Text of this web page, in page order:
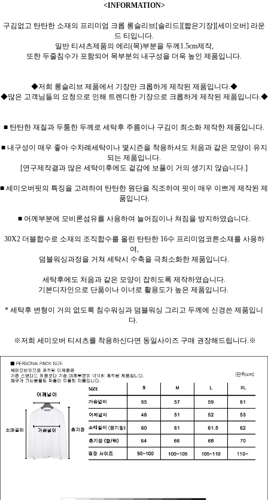
<INFORMATION>
구김없고 탄탄한 소재의 프리미엄 크롭 롱슬리브[솔리드][짧은기장][세미오버] 라운
드 티입니다.
일반 티셔츠제품의 에리(목)부분을 두께1.5cm제작,
또한 두줄침수가 포함되어 목부분의 내구성을 더욱 높인 제품입니다.
◆저희 롱슬리브 제품에서 기장만 크롭하게 제작된 제품입니다.◆
◆많은 고객님들의 요청으로 인해 트렌디한 기장으로 크롭하게 제작된 제품입니다.◆
■ 탄탄한 재질과 두툼한 두께로 세탁후 주름이나 구김이 최소화 제작한 제품입니다.
■ 내구성이 매우 좋아 수차례세탁이나 몇시즌을 착용하셔도 처음과 같은 모양이 유지
되는 제품입니다.
[연구제작결과 많은 세탁이후에도 겉감에 보풀이 거의 생기지 않습니다.]
■ 세미오버핏의 특징을 고려하여 탄탄한 원단을 직조하여 핏이 매우 이쁘게 제작된 제
품입니다.
■ 어께부분에 모비론섬유를 사용하여 늘어짐이나 쳐짐을 방지하였습니다.
30X2 더블합수로 소재의 조직합수를 올린 탄탄한 16수 프리미엄코튼소재를 사용하
여,
덤블워싱과정을 거쳐 세탁시 수축을 극최소화한 제품입니다.
세탁후에도 처음과 같은 모양이 잡히도록 제작하였습니다.
기본디자인으로 단품이나 이너로 활용도가 높은 제품입니다.
* 세탁후 변형이 거의 없도록 침수워싱과 덤블워싱 그리고 두께에 신경쓴 제품입니
다.
※저희 세미오버 티셔츠를 착용하신다면 동일사이즈 구매 권장해드립니다.※